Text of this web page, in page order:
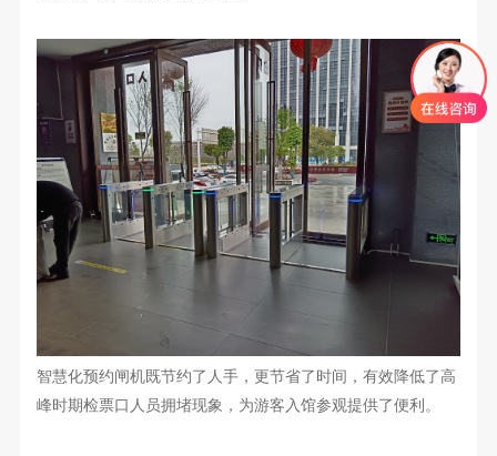
智慧化预约闸机既节约了人手，更节省了时间，有效降低了高
峰时期检票口人员拥堵现象 ，为游客入馆参观提供了便利。